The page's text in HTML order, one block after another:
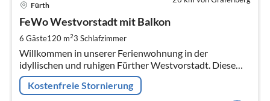
Fürth
FeWo Westvorstadt mit Balkon
6 Gäste120 m23 Schlafzimmer
Willkommen in unserer Ferienwohnung in der
idyllischen und ruhigen Fürther Westvorstadt. Diese
großräumige Ferienwohnung bietet Platz für die ganze
Familie und Angehörige. Zudem
Kostenfreie Stornierung